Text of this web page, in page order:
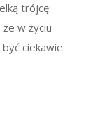
trójcę:
w życiu
ciekawie